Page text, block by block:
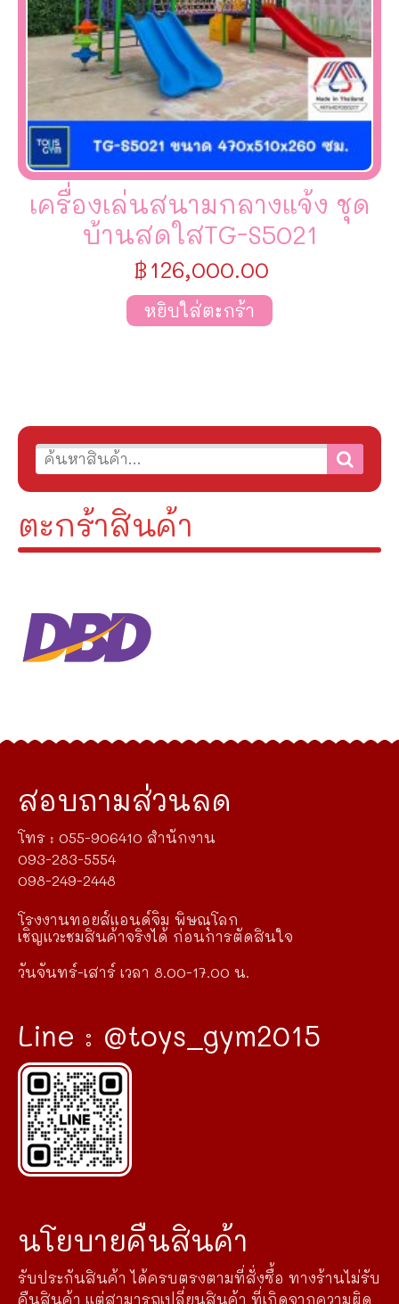
ตะกร้าสินค้า
เครื่องเล่นสนามกลางแจ้ง ชุด
บ้านสดใสTG-S5021
฿126,000.00
หยิบใส่ตะกร้า
สอบถามส่วนลด
โทร : 055-906410 สำนักงาน
093-283-5554
098-249-2448
โรงงานทอยส์แอนด์จิม พิษณุโลก
เชิญแวะชมสินค้าจริงได้ ก่อนการตัดสินใจ
วันจันทร์-เสาร์ เวลา 8.00-17.00 น.
Line : @toys_gym2015
นโยบายคืนสินค้า
รับประกันสินค้า ได้ครบตรงตามที่สั่งซื้อ ทางร้านไม่รับ
คืนสินค้า แต่สามารถเปลี่ยนสินค้า ที่เกิดจากความผิด